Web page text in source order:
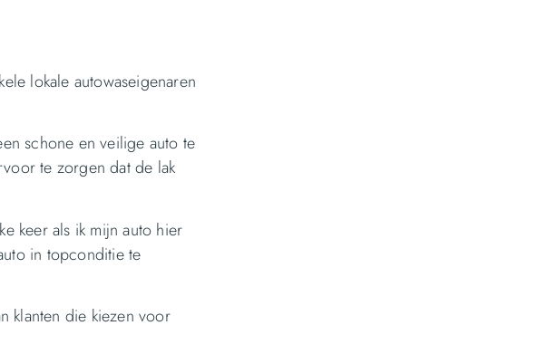
lokale autowaseigenaren
schone en veilige auto te
te zorgen dat de lak
keer als ik mijn auto hier
in topconditie te
klanten die kiezen voor